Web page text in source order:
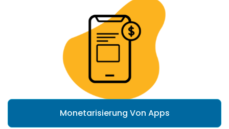
Monetarisierung Von Apps